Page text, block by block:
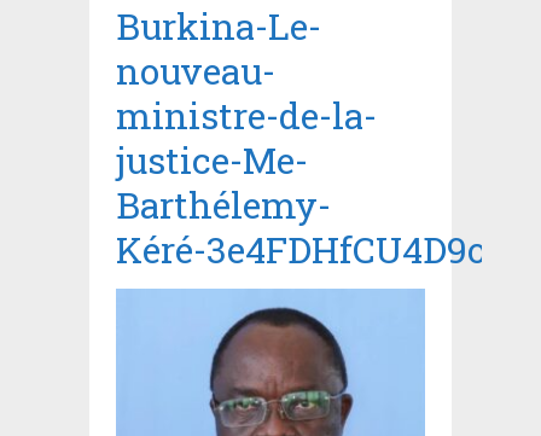
Burkina-Le-
nouveau-
ministre-de-la-
justice-Me-
Barthélemy-
Kéré-3e4FDHfCU4D9oM